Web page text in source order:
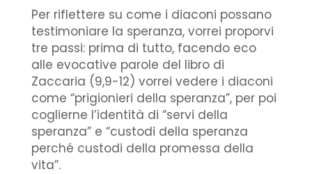
Per riflettere su come i diaconi possano
testimoniare la speranza, vorrei proporvi
tre passi: prima di tutto, facendo eco
alle evocative parole del libro di
Zaccaria (9,9-12) vorrei vedere i diaconi
come “prigionieri della speranza”, per poi
coglierne l’identità di “servi della
speranza” e “custodi della speranza
perché custodi della promessa della
vita”.